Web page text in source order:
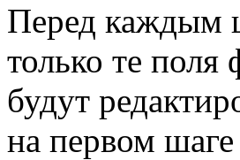
Перед каждым
только те
будут
на первом